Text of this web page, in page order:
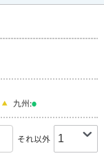
九州:
それ以外